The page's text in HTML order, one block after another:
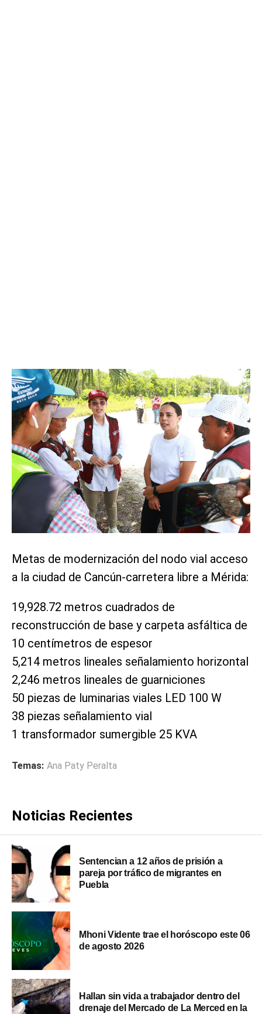
Metas de modernización del nodo vial acceso
a la ciudad de Cancún-carretera libre a Mérida:
19,928.72 metros cuadrados de
reconstrucción de base y carpeta asfáltica de
10 centímetros de espesor
5,214 metros lineales señalamiento horizontal
2,246 metros lineales de guarniciones
50 piezas de luminarias viales LED 100 W
38 piezas señalamiento vial
1 transformador sumergible 25 KVA
Temas: Ana Paty Peralta
Noticias Recientes
Sentencian a 12 años de prisión a
pareja por tráfico de migrantes en
Puebla
Mhoni Vidente trae el horóscopo este 06
de agosto 2026
Hallan sin vida a trabajador dentro del
drenaje del Mercado de La Merced en la